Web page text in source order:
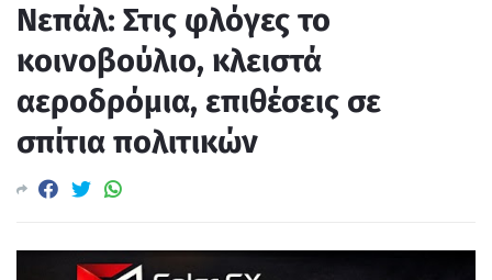
Νεπάλ: Στις φλόγες το
κοινοβούλιο, κλειστά
αεροδρόμια, επιθέσεις σε
σπίτια πολιτικών